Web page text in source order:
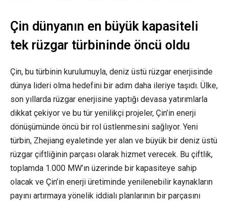
Çin dünyanın en büyük kapasiteli
tek rüzgar türbininde öncü oldu
Çin, bu türbinin kurulumuyla, deniz üstü rüzgar enerjisinde
dünya lideri olma hedefini bir adım daha ileriye taşıdı. Ülke,
son yıllarda rüzgar enerjisine yaptığı devasa yatırımlarla
dikkat çekiyor ve bu tür yenilikçi projeler, Çin’in enerji
dönüşümünde öncü bir rol üstlenmesini sağlıyor. Yeni
türbin, Zhejiang eyaletinde yer alan ve büyük bir deniz üstü
rüzgar çiftliğinin parçası olarak hizmet verecek. Bu çiftlik,
toplamda 1.000 MW’ın üzerinde bir kapasiteye sahip
olacak ve Çin’in enerji üretiminde yenilenebilir kaynakların
payını artırmaya yönelik iddialı planlarının bir parçasını